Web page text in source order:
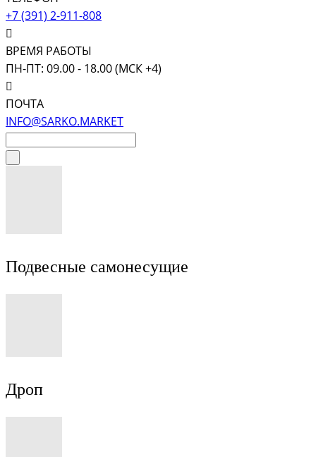
+7 (391) 2-911-808
ВРЕМЯ РАБОТЫ
ПН-ПТ: 09.00 - 18.00 (МСК +4)
ПОЧТА
INFO@SARKO.MARKET
Подвесные самонесущие
Дроп